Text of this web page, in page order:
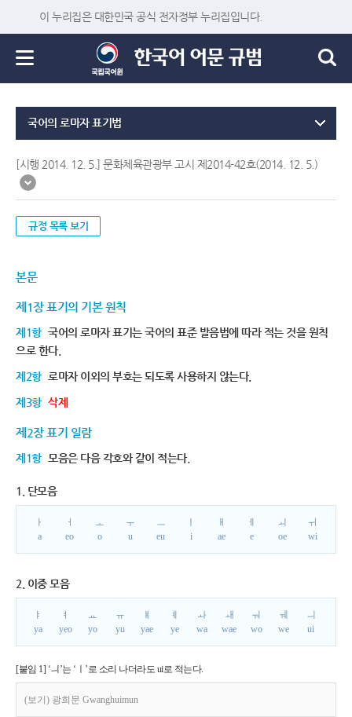
이 누리집은 대한민국 공식 전자정부 누리집입니다.
국어의 로마자 표기법
[시행 2014. 12. 5.] 문화체육관광부 고시 제2014-42호(2014. 12. 5.)
규정 목록 보기
본문
제1장 표기의 기본 원칙
제1항 국어의 로마자 표기는 국어의 표준 발음법에 따라 적는 것을 원칙
으로 한다.
제2항 로마자 이외의 부호는 되도록 사용하지 않는다.
제3항 삭제
제2장 표기 일람
제1항 모음은 다음 각호와 같이 적는다.
1. 단모음
ㅏ
a
ㅓ
eo
ㅗ
o
ㅜ
u
ㅡ
eu
i
ㅐ
ae
ㅔ
e
ㅚ
oe
ㅟ
wi
2. 이중 모음
ㅑ
ya
ㅕ
yeo
ㅛ
yo
ㅠ
yu
ㅒ
yae
ㅖ
ye
ㅘ
wa
ㅙ
wae
ㅝ
wo
ㅞ
we
ㅢ
ui
[붙임 1] ‘ㅢ’는 ‘ㅣ’로 소리 나더라도 ui로 적는다.
(보기) 광희문 Gwanghuimun